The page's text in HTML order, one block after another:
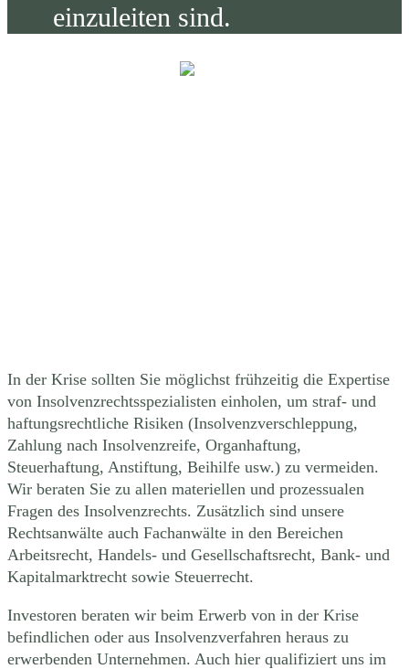
einzuleiten sind.
In der Krise sollten Sie möglichst frühzeitig die Expertise
von Insolvenzrechtsspezialisten einholen, um straf- und
haftungsrechtliche Risiken (Insolvenzverschleppung,
Zahlung nach Insolvenzreife, Organhaftung,
Steuerhaftung, Anstiftung, Beihilfe usw.) zu vermeiden.
Wir beraten Sie zu allen materiellen und prozessualen
Fragen des Insolvenzrechts. Zusätzlich sind unsere
Rechtsanwälte auch Fachanwälte in den Bereichen
Arbeitsrecht, Handels- und Gesellschaftsrecht, Bank- und
Kapitalmarktrecht sowie Steuerrecht.
Investoren beraten wir beim Erwerb von in der Krise
befindlichen oder aus Insolvenzverfahren heraus zu
erwerbenden Unternehmen. Auch hier qualifiziert uns im